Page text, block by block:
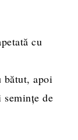
cu
bătut, apoi
semințe de